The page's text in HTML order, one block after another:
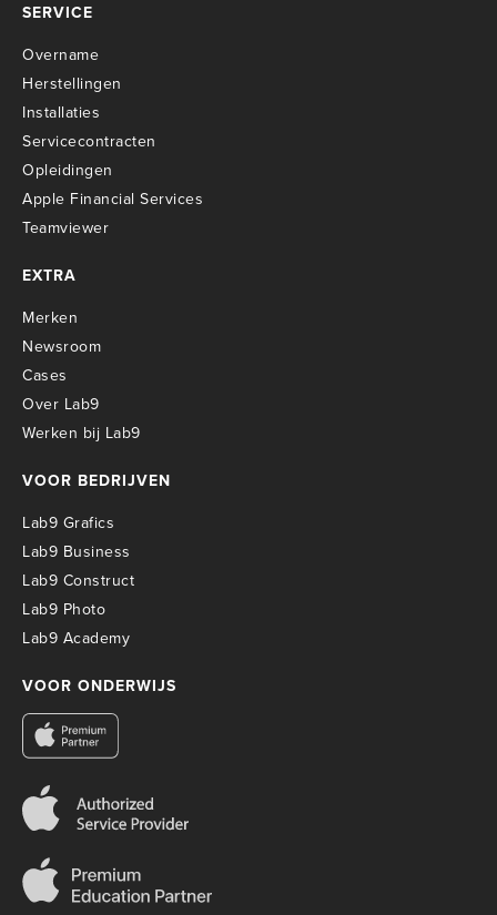
SERVICE
Overname
Herstellingen
Installaties
Servicecontracten
Opleidingen
Apple Financial Services
Teamviewer
EXTRA
Merken
Newsroom
Cases
Over Lab9
Werken bij Lab9
VOOR BEDRIJVEN
Lab9 Grafics
Lab9 Business
Lab9 Construct
Lab9 Photo
Lab9 Academy
VOOR ONDERWIJS